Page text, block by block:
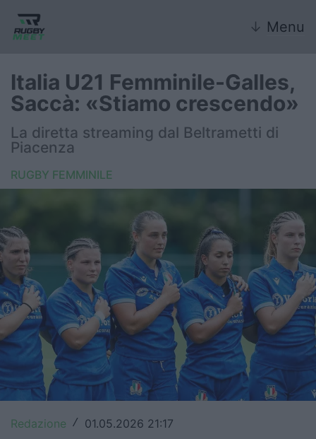
↓ Menu
Nazionali giovanili
Rugby Sevens
Internazionale
6 Nazioni
United Rugby Championship
Top14
Premiership
Champions Cup
Challenge Cup
Italia U21 Femminile-Galles,
Saccà: «Stiamo crescendo»
La diretta streaming dal Beltrametti di
Piacenza
RUGBY FEMMINILE
Redazione / 01.05.2026 21:17